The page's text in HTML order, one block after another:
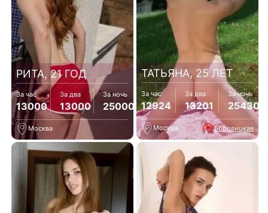
РИТА, 21 ГОД
За час
13000
За два
13000
За ночь
25000
Москва
ТАТЬЯНА, 25 ЛЕТ
За час
12924
За два
13201
За ночь
25430
Москва Боровицкая